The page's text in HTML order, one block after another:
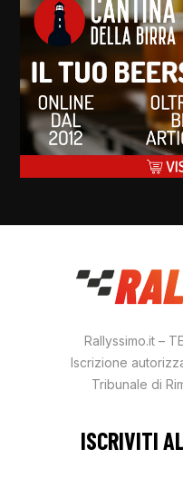
Rallyssimo.it –
Iscrizione
Tribunale di
ISCRIVITI